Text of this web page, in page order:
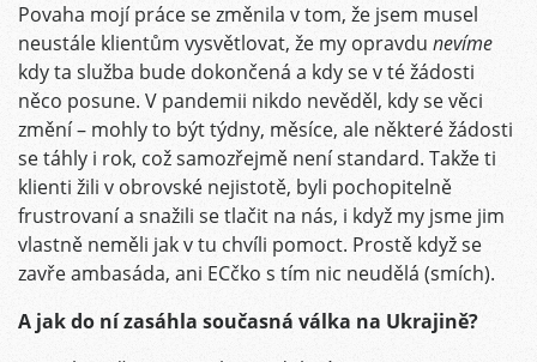
Povaha mojí práce se změnila v tom, že jsem musel
neustále klientům vysvětlovat, že my opravdu nevíme
kdy ta služba bude dokončená a kdy se v té žádosti
něco posune. V pandemii nikdo nevěděl, kdy se věci
změní – mohly to být týdny, měsíce, ale některé žádosti
se táhly i rok, což samozřejmě není standard. Takže ti
klienti žili v obrovské nejistotě, byli pochopitelně
frustrovaní a snažili se tlačit na nás, i když my jsme jim
vlastně neměli jak v tu chvíli pomoct. Prostě když se
zavře ambasáda, ani ECčko s tím nic neudělá (smích).
A jak do ní zasáhla současná válka na Ukrajině?